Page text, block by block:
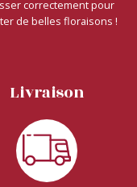
correctement pour
de belles floraisons !
Livraison